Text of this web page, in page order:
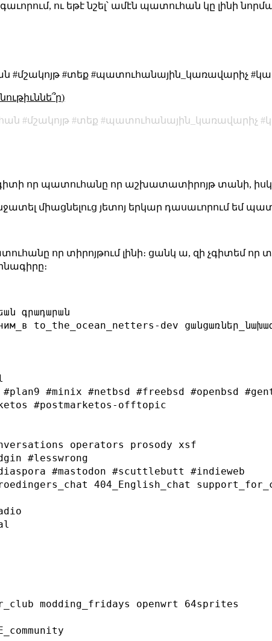
ու եթէ նշել՝ ամէն պատուհան կը լինի
#մշակոյթ #տեք #պատուհանային_կառավարիչ
մշակոյթ տեք պատուհանային_կառավարիչ
գիտի որ պատուհանը որ աշխատատիրոյթ տանի, իսկ
միացնելուց յետոյ երկար դասաւորում եմ
որ տիրոյթում լինի։ ցանկ ա, զի չգիտեմ որ
գրադարան
to_the_ocean_netters-dev
#minix #netbsd #freebsd #openbsd
#postmarketos-offtopic
operators prosody xsf
#lesswrong
#mastodon #scuttlebutt #indieweb
404_English_chat
modding_fridays openwrt 64sprites